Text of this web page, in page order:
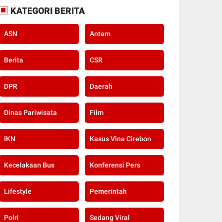
KATEGORI BERITA
ASN Antam
Berita CSR
DPR Daerah
Dinas Pariwisata Film
IKN Kasus Vina Cirebon
Kecelakaan Bus Konferensi Pers
Lifestyle Pemerintah
Polri Sedang Viral